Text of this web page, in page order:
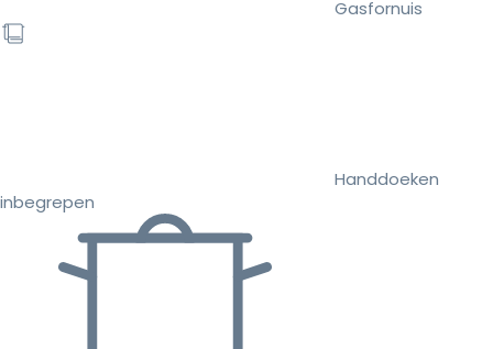
Gasfornuis
Handdoeken
inbegrepen